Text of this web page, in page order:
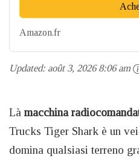
Amazon.fr
Updated: août 3, 2026 8:06 am
Là macchina
Trucks Tiger Shark è un
domina qualsiasi terreno